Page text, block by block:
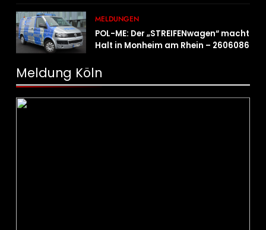
MELDUNGEN
POL-ME: Der „STREIFENwagen“ macht
Halt in Monheim am Rhein – 2606086
Meldung Köln